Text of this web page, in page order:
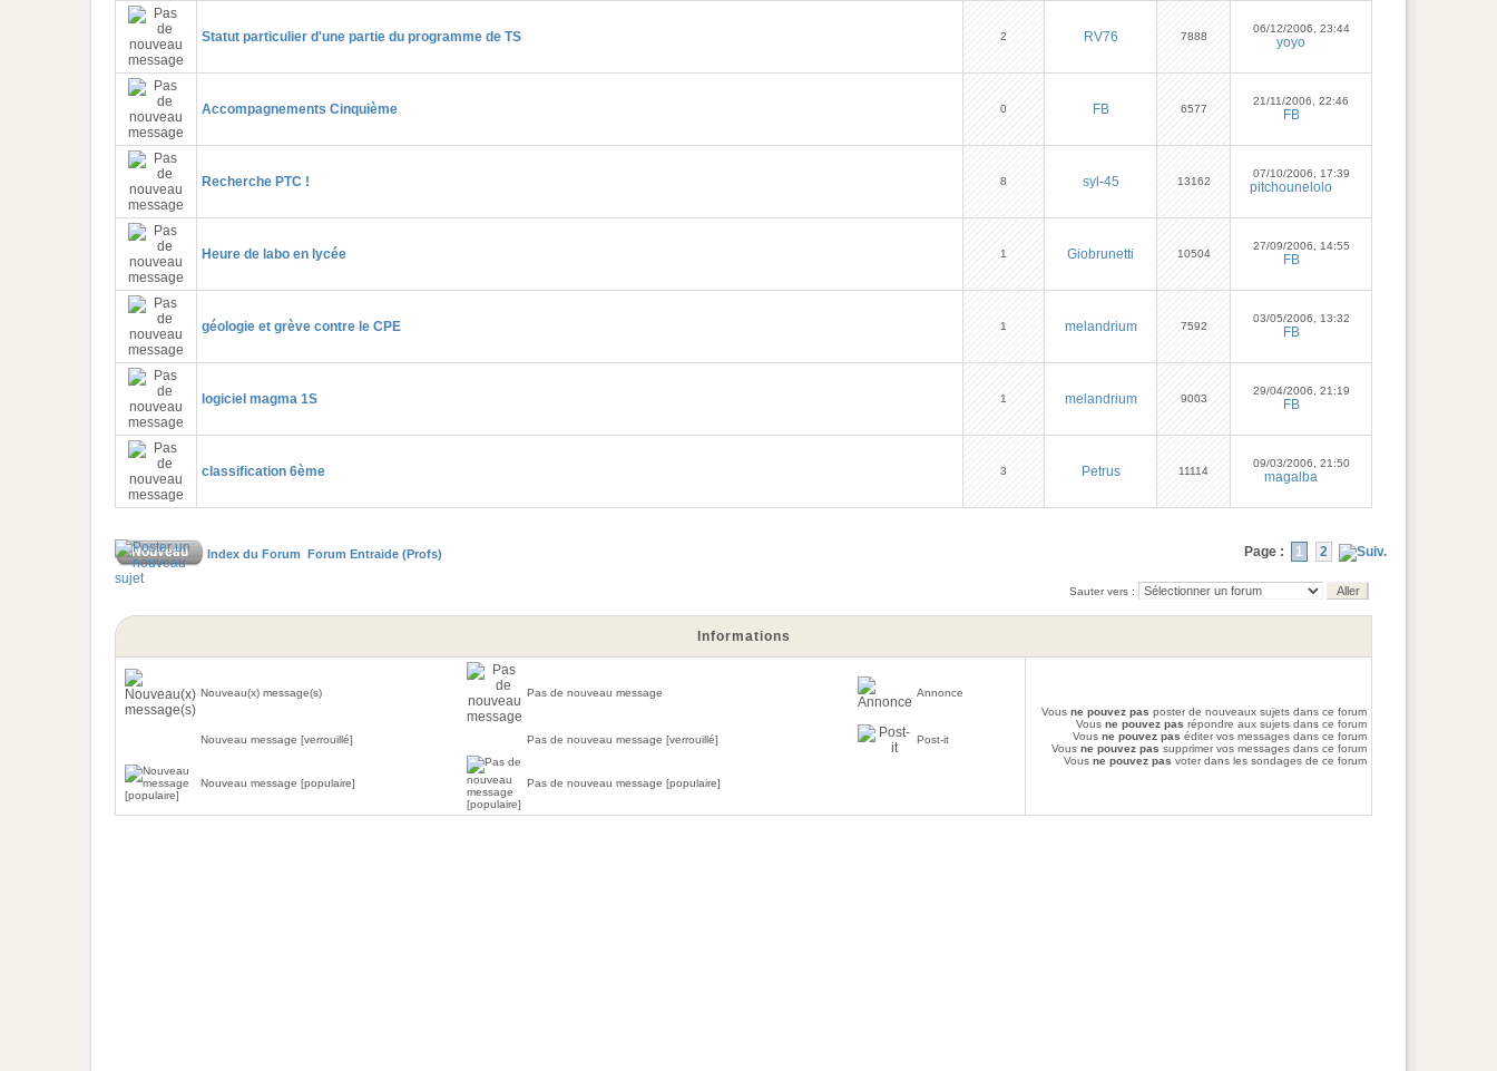
Statut particulier d'une partie du programme de TS 2 RV76 7888
06/12/2006, 23:44
yoyo
Accompagnements Cinquième 0 FB 6577
21/11/2006, 22:46
FB
Recherche PTC ! 8 syl-45 13162
07/10/2006, 17:39
pitchounelolo
Heure de labo en lycée 1 Giobrunetti 10504
27/09/2006, 14:55
FB
géologie et grève contre le CPE 1 melandrium 7592
03/05/2006, 13:32
FB
logiciel magma 1S 1 melandrium 9003
29/04/2006, 21:19
FB
classification 6ème 3 Petrus 11114
09/03/2006, 21:50
magalba
Index du Forum Forum Entraide (Profs) Page : 1 2
Sauter vers :
Informations
Nouveau(x) message(s) Pas de nouveau message Annonce
Nouveau message [verrouillé] Pas de nouveau message [verrouillé] Post-it
Nouveau message [populaire] Pas de nouveau message [populaire]
Vousne pouvez pas poster de nouveaux sujets dans ce forum
Vousne pouvez pas répondre aux sujets dans ce forum
Vousne pouvez pas éditer vos messages dans ce forum
Vousne pouvez pas supprimer vos messages dans ce forum
Vousne pouvez pas voter dans les sondages de ce forum